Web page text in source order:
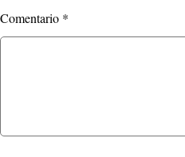
Comentario *